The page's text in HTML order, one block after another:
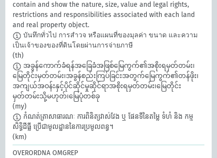
contain and show the nature, size, value and legal rights,
restrictions and responsibilities associated with each land
and real property object.
บันทึกทั่วไป การสำวจ หรือแผนที่ของมุลค่า ขนาด และความ
เป็นเจ้าของของที่ดินโดยผ่านการจ่ายภาษี
(th)
အခွန်ကောက်ခံရန်အခြေခံအဖြစ်မြေကွက်၏အစိုးရမှတ်တမ်း၊
မြေတိုင်းမှတ်တမ်း၊အခွန်စည်းကြပ်ခြင်းအတွက်မြေကွက်၏တန်ဖိုး၊
အကျယ်အဝန်းနှင့်ပိုင်ဆိုင်မှုဆိုင်ရာအစိုးရမှတ်တမ်း၊မြေတိုင်း
မှတ်တမ်းသို့မဟုတ်၊မြေပုံတစ်ခု
(my)
កំណត់ត្រាសាធារណៈ ការពិនិត្យវាស់វែង ឬ ផែនទីនៃតម្លៃ ទំហំ និង កម្ម
សិទ្ធិដីធ្លី ប្រើជាមូលដ្ឋាននៃការប្រមូលពន្ធ។​
(km)
OVERORDNA OMGREP